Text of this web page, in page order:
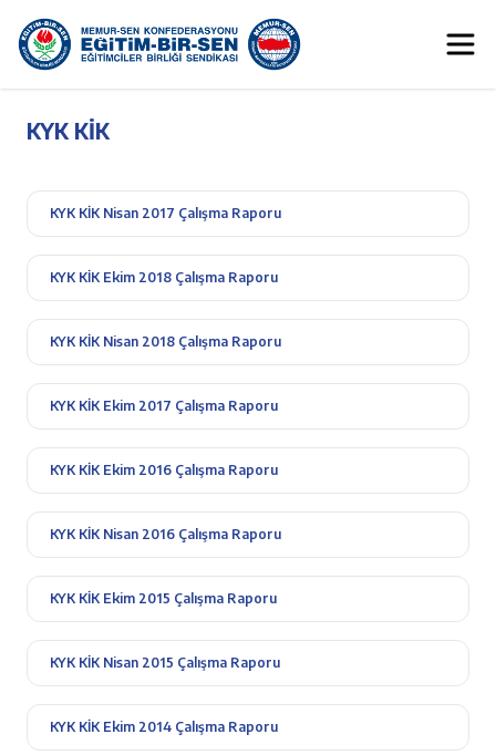
KYK KİK
KYK KİK Nisan 2017 Çalışma Raporu
KYK KİK Ekim 2018 Çalışma Raporu
KYK KİK Nisan 2018 Çalışma Raporu
KYK KİK Ekim 2017 Çalışma Raporu
KYK KİK Ekim 2016 Çalışma Raporu
KYK KİK Nisan 2016 Çalışma Raporu
KYK KİK Ekim 2015 Çalışma Raporu
KYK KİK Nisan 2015 Çalışma Raporu
KYK KİK Ekim 2014 Çalışma Raporu